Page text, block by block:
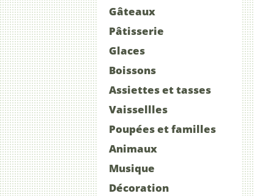
Gâteaux
Pâtisserie
Glaces
Boissons
Assiettes et tasses
Vaissellles
Poupées et familles
Animaux
Musique
Décoration